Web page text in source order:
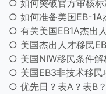
○ 如何准备美国EB-1A
○ 有关美国EB1A杰出
○ 美国杰出人才移民
○ 美国NIW移民条件解
○ 美国EB3非技术移民
○ 优先日？表A？表B